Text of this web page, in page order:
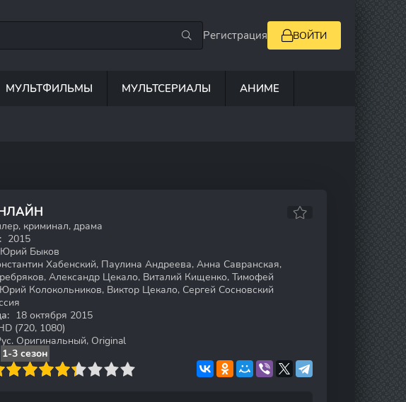
Регистрация ВОЙТИ
МУЛЬТФИЛЬМЫ МУЛЬТСЕРИАЛЫ АНИМЕ
криминал, драма
2015
Юрий Быков
Хабенский, Паулина Андреева, Анна Савранская,
Александр Цекало, Виталий Кищенко, Тимофей
Колокольников, Виктор Цекало, Сергей Сосновский
18 октября 2015
(720, 1080)
Оригинальный, Original
1-3 сезон
7 8 9 10